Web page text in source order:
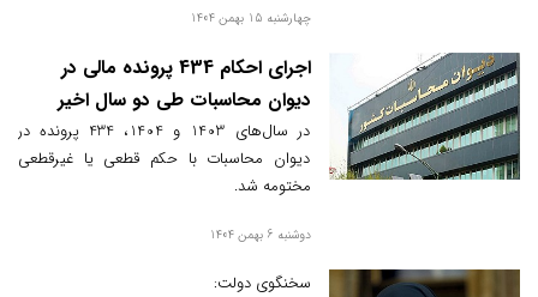
چهارشنبه 15 بهمن 1404
اجرای احکام 434 پرونده مالی در
دیوان محاسبات طی دو سال اخیر
در سال‌های 1403 و 1404، 434 پرونده در
دیوان محاسبات با حکم قطعی یا غیرقطعی
مختومه شد.
دوشنبه 6 بهمن 1404
سخنگوی دولت: